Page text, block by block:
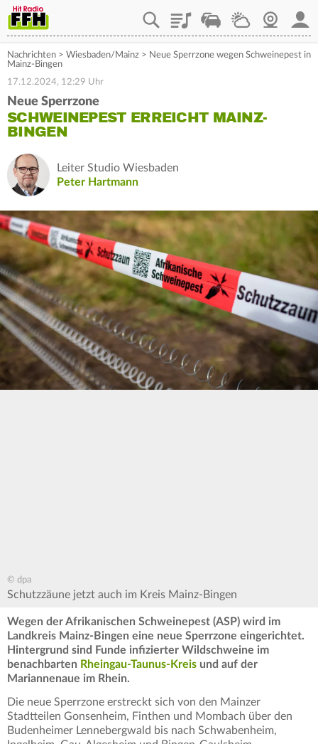
PlaylistStaupilotWetterWebcam
Nachrichten > Wiesbaden/Mainz > Neue Sperrzone wegen Schweinepest in
Mainz-Bingen
17.12.2024, 12:29 Uhr
Neue Sperrzone
SCHWEINEPEST ERREICHT MAINZ-
BINGEN
Leiter Studio Wiesbaden
Peter Hartmann
© dpa
Schutzzäune jetzt auch im Kreis Mainz-Bingen
Wegen der Afrikanischen Schweinepest (ASP) wird im
Landkreis Mainz-Bingen eine neue Sperrzone eingerichtet.
Hintergrund sind Funde infizierter Wildschweine im
benachbarten Rheingau-Taunus-Kreis und auf der
Mariannenaue im Rhein.
Die neue Sperrzone erstreckt sich von den Mainzer
Stadtteilen Gonsenheim, Finthen und Mombach über den
Budenheimer Lennebergwald bis nach Schwabenheim,